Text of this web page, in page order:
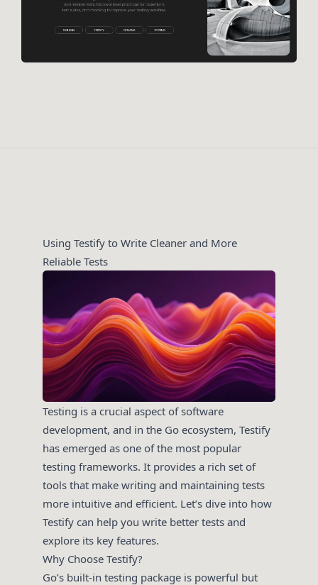
Using Testify to Write Cleaner and More
Reliable Tests
Testing is a crucial aspect of software
development, and in the Go ecosystem, Testify
has emerged as one of the most popular
testing frameworks. It provides a rich set of
tools that make writing and maintaining tests
more intuitive and efficient. Let’s dive into how
Testify can help you write better tests and
explore its key features.
Why Choose Testify?
Go’s built-in testing package is powerful but